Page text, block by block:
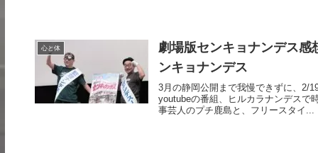
心と体
劇場版センキョナンデス感
ンキョナンデス
3月の静岡公開まで我慢できずに、2/
youtubeの番組、ヒルカラナンデスで
事芸人のプチ鹿島と、フリースタイ...